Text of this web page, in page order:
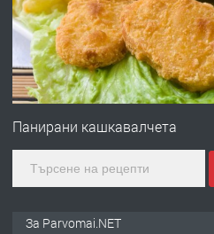
ПРЕДЛАГА
Първи
Панирани кашкавалчета
За Parvomai.NET